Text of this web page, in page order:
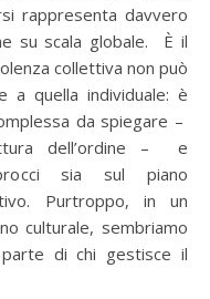
rappresenta davvero
su scala globale. È il
collettiva non può
a quella individuale: è
da spiegare –
dell’ordine – e
sia sul piano
Purtroppo, in un
culturale, sembriamo
di chi gestisce il